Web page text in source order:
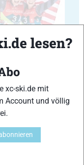
38
lesen?
xc-ski.de mit
Account und völlig